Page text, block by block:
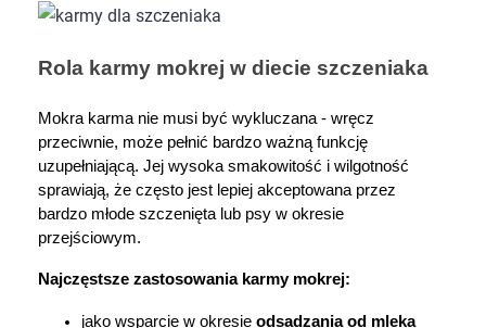
"Ustawienia" lub możesz zaakceptować
AKCEPTUJĘ WSZYSTKIE
Ustawienia
AKCEPTUJĘ WSZYSTKIE
Rola karmy mokrej w diecie szczeniaka
Mokra karma nie musi być wykluczana - wręcz
przeciwnie, może pełnić bardzo ważną funkcję
uzupełniającą. Jej wysoka smakowitość i wilgotność
sprawiają, że często jest lepiej akceptowana przez
bardzo młode szczenięta lub psy w okresie
przejściowym.
Najczęstsze zastosowania karmy mokrej:
jako wsparcie w okresie odsadzania od mleka